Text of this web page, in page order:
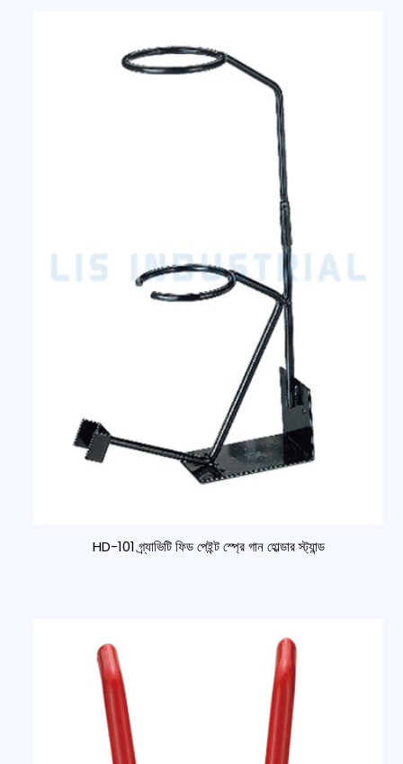
HD-101 গ্র্যাভিটি ফিড পেইন্ট স্প্রে গান হোল্ডার স্ট্যান্ড